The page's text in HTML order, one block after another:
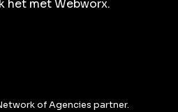
het met Webworx.
of Agencies partner.